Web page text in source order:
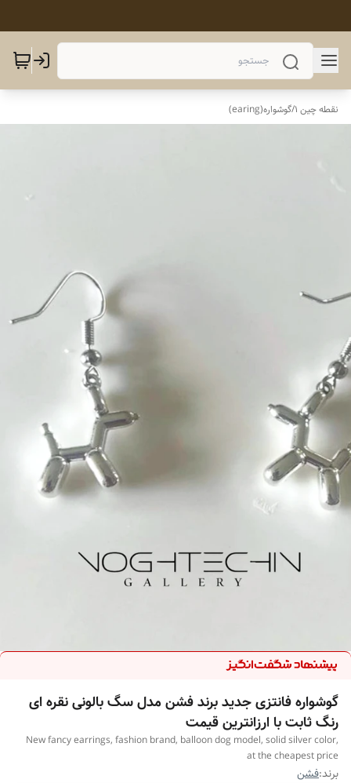
نقطه چین 1 /گوشواره(earing)
گوشواره فانتزی جدید برند فشن مدل سگ بالونی نقره ای
رنگ ثابت با ارزانترین قیمت
New fancy earrings, fashion brand, balloon dog model, solid silver color,
at the cheapest price
برند:فشن